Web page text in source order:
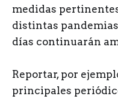
medidas
distintas
días continuarán
Reportar, por
principales